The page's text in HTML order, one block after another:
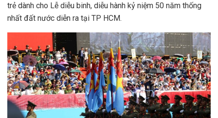
trẻ dành cho Lễ diễu binh, diễu hành kỷ niệm 50 năm thống
nhất đất nước diễn ra tại TP HCM.